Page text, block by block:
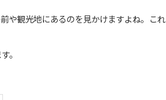
や観光地にあるのを見かけますよね。これ
。